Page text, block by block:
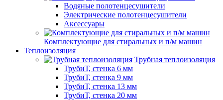
Водяные полотенцесушители
Электрические полотенцесушители
Аксессуары
Комплектующие для стиральных и п/м машин
Теплоизоляция
Трубная теплоизоляция
ТрубиТ, стенка 6 мм
ТрубиТ, стенка 9 мм
ТрубиТ, стенка 13 мм
ТрубиТ, стенка 20 мм